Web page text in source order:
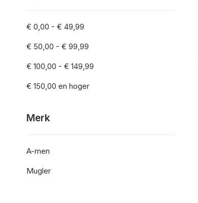
€ 0,00 - € 49,99
€ 50,00 - € 99,99
€ 100,00 - € 149,99
€ 150,00 en hoger
Merk
A-men
Mugler